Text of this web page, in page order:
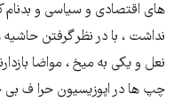
های اقتصادی و سیاسی و بدنام
نداشت ، با در نظر گرفتن حاشیه
نعل و یکی به میخ ، مواضا
چپ ها در اپوزیسیون حرا ف بی